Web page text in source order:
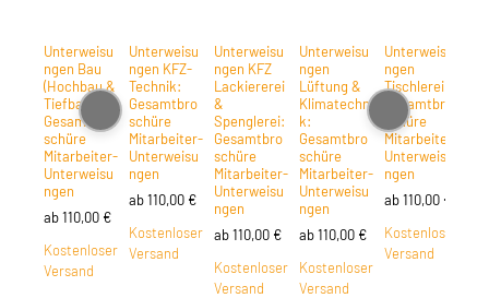
Unterweisu
ngen Bau
(Hochbau &
Tiefbau):
Gesamtbro
schüre
Mitarbeiter-
Unterweisu
ngen
ab110,00 €
Kostenloser
Versand
Unterweisu
ngen KFZ-
Technik:
Gesamtbro
schüre
Mitarbeiter-
Unterweisu
ngen
ab110,00 €
Kostenloser
Versand
Unterweisu
ngen KFZ
Lackiererei
&
Spenglerei:
Gesamtbro
schüre
Mitarbeiter-
Unterweisu
ngen
ab110,00 €
Kostenloser
Versand
Unterweisu
ngen
Lüftung &
Klimatechni
k:
Gesamtbro
schüre
Mitarbeiter-
Unterweisu
ngen
ab110,00 €
Kostenloser
Versand
Unterweisu
ngen
Tischlerei:
Gesamtbro
schüre
Mitarbeiter-
Unterweisu
ngen
ab110,00 €
Kostenloser
Versand